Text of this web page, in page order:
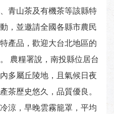
青山茶及有機茶等該縣特
，並邀請全國各縣市農民
產品，歡迎大台北地區的
農糧署說，南投縣位居台
多屬丘陵地，且氣候日夜
茶歷史悠久，品質優良。
涼，早晚雲霧籠罩，平均